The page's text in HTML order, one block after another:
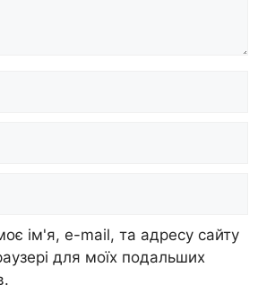
ім'я, e-mail, та адресу сайту
для моїх подальших